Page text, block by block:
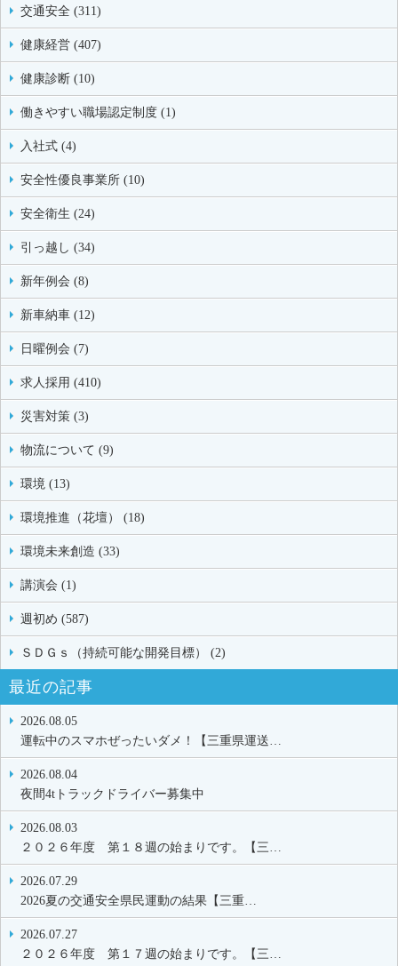
交通安全 (311)
健康経営 (407)
健康診断 (10)
働きやすい職場認定制度 (1)
入社式 (4)
安全性優良事業所 (10)
安全衛生 (24)
引っ越し (34)
新年例会 (8)
新車納車 (12)
日曜例会 (7)
求人採用 (410)
災害対策 (3)
物流について (9)
環境 (13)
環境推進（花壇） (18)
環境未来創造 (33)
講演会 (1)
週初め (587)
ＳＤＧｓ（持続可能な開発目標） (2)
最近の記事
2026.08.05
運転中のスマホぜったいダメ！【三重県運送…
2026.08.04
夜間4tトラックドライバー募集中
2026.08.03
２０２６年度 第１８週の始まりです。【三…
2026.07.29
2026夏の交通安全県民運動の結果【三重…
2026.07.27
２０２６年度 第１７週の始まりです。【三…